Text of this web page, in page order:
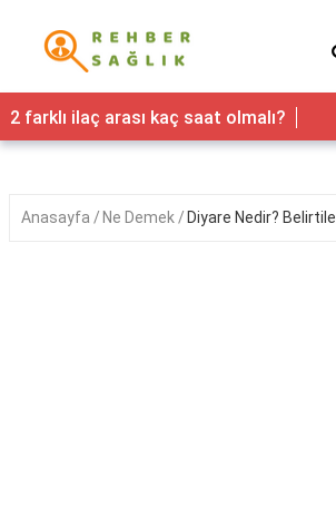
Sağlık
Yaşam
Nedir
2 farklı ilaç arası kaç saat olmalı?
Anasayfa Ne Demek Diyare Nedir?